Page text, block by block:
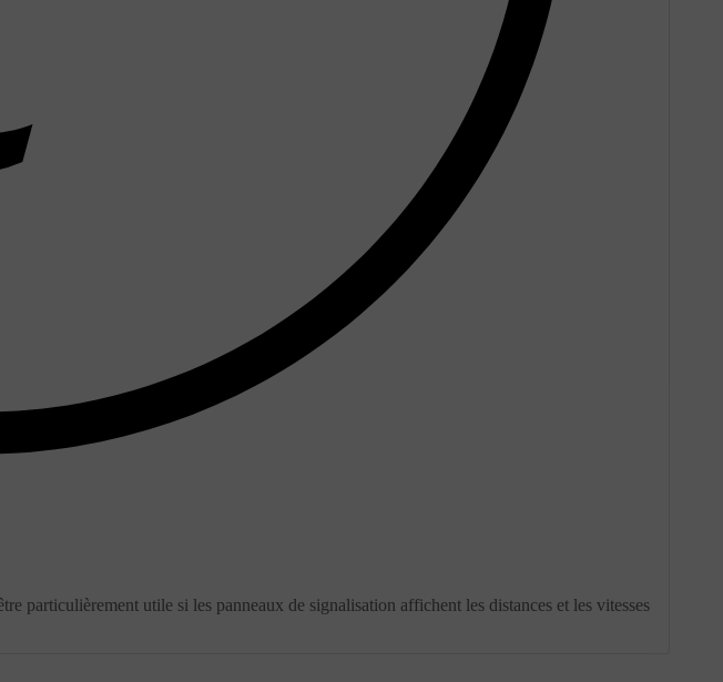
particulièrement utile si les panneaux de signalisation affichent les distances et les vitesses